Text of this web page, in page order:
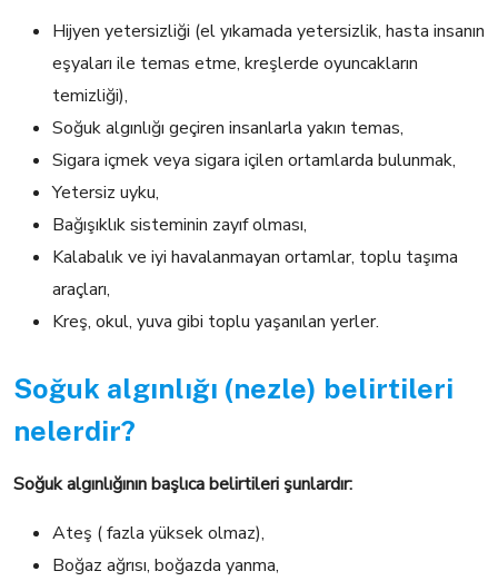
Hijyen yetersizliği (el yıkamada yetersizlik, hasta insanın
eşyaları ile temas etme, kreşlerde oyuncakların
temizliği),
Soğuk algınlığı geçiren insanlarla yakın temas,
Sigara içmek veya sigara içilen ortamlarda bulunmak,
Yetersiz uyku,
Bağışıklık sisteminin zayıf olması,
Kalabalık ve iyi havalanmayan ortamlar, toplu taşıma
araçları,
Kreş, okul, yuva gibi toplu yaşanılan yerler.
Soğuk algınlığı (nezle) belirtileri
nelerdir?
Soğuk algınlığının başlıca belirtileri şunlardır:
Ateş ( fazla yüksek olmaz),
Boğaz ağrısı, boğazda yanma,